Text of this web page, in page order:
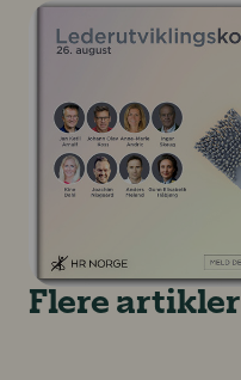
Flere artikler